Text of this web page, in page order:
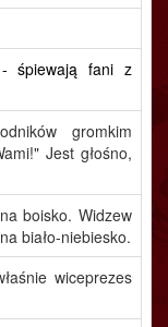
śpiewają fani z
gromkim
Jest głośno,
boisko. Widzew
biało-niebiesko.
wiceprezes